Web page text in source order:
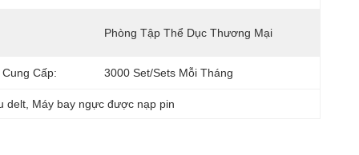
Phòng Tập Thể Dục Thương Mại
Cấp: 3000 Set/Sets Mỗi Tháng
delt Máy bay ngực được nạp pin